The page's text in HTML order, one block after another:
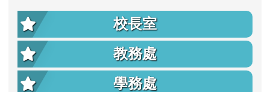
校長室
教務處
學務處